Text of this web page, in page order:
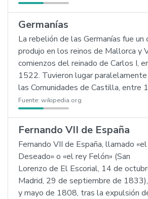
Germanías
La rebelión de las Germanías fue
produjo en los reinos de Mallorca y
comienzos del reinado de Carlos I,
1522. Tuvieron lugar
las Comunidades de Castilla, entre
Fuente: wikipedia.org
Fernando VII de España
Fernando VII de España, llamado «el
Deseado» o «el rey Felón» (San
Lorenzo de El Escorial, 14 de
Madrid, 29 de septiembre de
y mayo de 1808, tras la expulsión